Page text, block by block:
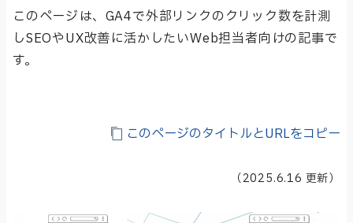
このページは、GA4で外部リンクのクリック数を計測
しSEOやUX改善に活かしたいWeb担当者向けの記事で
す。
このページのタイトルとURLをコピー
（2025.6.16 更新）